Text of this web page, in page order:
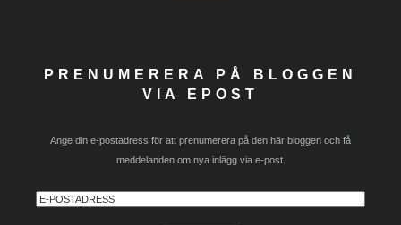
PRENUMERERA PÅ BLOGGEN
VIA EPOST
Ange din e-postadress för att prenumerera på den här bloggen och få
meddelanden om nya inlägg via e-post.
E-